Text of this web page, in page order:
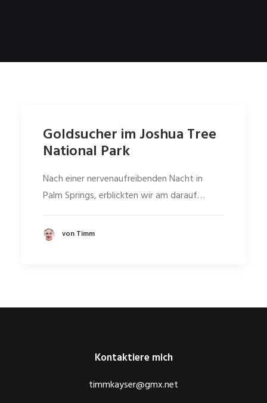
Goldsucher im Joshua Tree
National Park
Nach einer nervenaufreibenden Nacht in
Palm Springs, erblickten wir am darauf…
von Timm
Kontaktiere mich
timmkayser@gmx.net